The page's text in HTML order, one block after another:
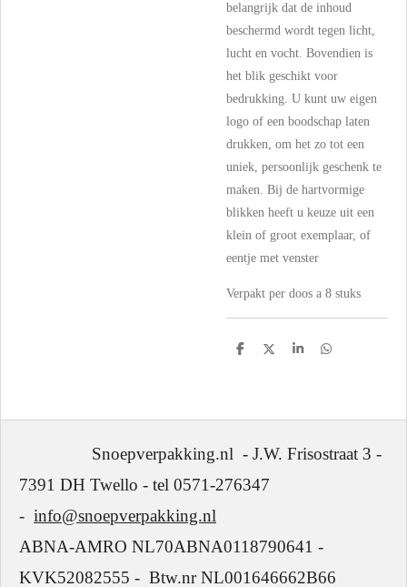
belangrijk dat de inhoud
beschermd wordt tegen licht,
lucht en vocht. Bovendien is
het blik geschikt voor
bedrukking. U kunt uw eigen
logo of een boodschap laten
drukken, om het zo tot een
uniek, persoonlijk geschenk te
maken. Bij de hartvormige
blikken heeft u keuze uit een
klein of groot exemplaar, of
eentje met venster
Verpakt per doos a 8 stuks
D
D
S
D
Snoepverpakking.nl - J.W. Frisostraat 3 -
7391 DH Twello - tel 0571-276347
- info@snoepverpakking.nl
ABNA-AMRO NL70ABNA0118790641 -
KVK52082555 - Btw.nr NL001646662B66